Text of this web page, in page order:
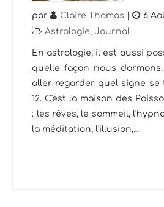
par Claire Thomas | 6
Astrologie,Journal
En astrologie, il est aussi
quelle façon nous
aller regarder quel signe se
12. C'est la maison des
: les rêves, le sommeil,
la méditation, l'illusion,...